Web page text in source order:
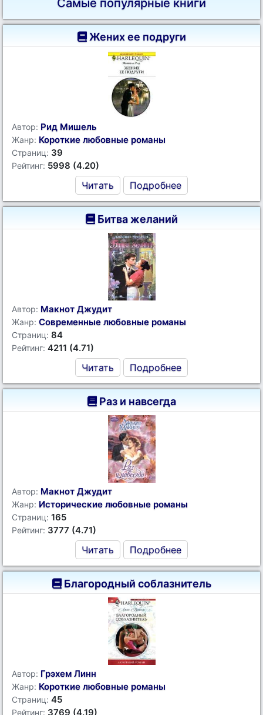
Самые популярные книги
Жених ее подруги
Автор: Рид Мишель
Жанр: Короткие любовные романы
Страниц: 39
Рейтинг: 5998 (4.20)
Читать Подробнее
Битва желаний
Автор: Макнот Джудит
Жанр: Современные любовные романы
Страниц: 84
Рейтинг: 4211 (4.71)
Читать Подробнее
Раз и навсегда
Автор: Макнот Джудит
Жанр: Исторические любовные романы
Страниц: 165
Рейтинг: 3777 (4.71)
Читать Подробнее
Благородный соблазнитель
Автор: Грэхем Линн
Жанр: Короткие любовные романы
Страниц: 45
Рейтинг: 3769 (4.19)